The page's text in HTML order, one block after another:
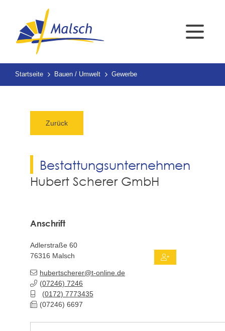
Startseite Bauen / Umwelt Gewerbe
Zurück
Bestattungsunternehmen
Hubert Scherer GmbH
Anschrift
Adlerstraße 60
76316 Malsch
hubertscherer@t-online.de
(07246) 7246
(0172) 7773435
(07246) 6697